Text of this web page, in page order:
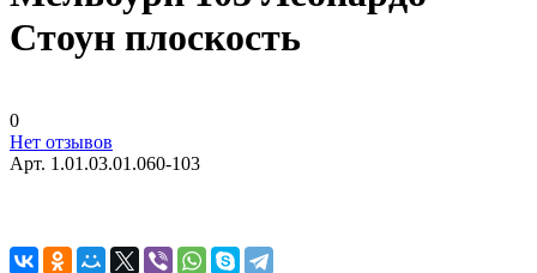
Стоун плоскость
0
Нет отзывов
Арт. 1.01.03.01.060-103